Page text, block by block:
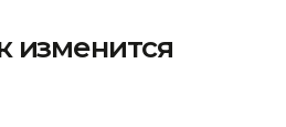
изменится